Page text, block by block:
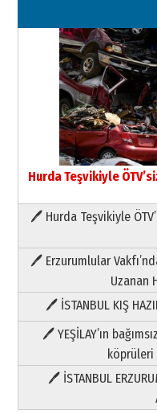
Hurda Teşvikiyle
🖊 Hurda Teşvikiyle
🖊 Erzurumlular
Uzanan
🖊 İSTANBUL KIŞ
🖊 YEŞİLAY’ın
köprüleri
🖊 İSTANBUL
Paranın Aile
03 Ağustos 2026 Pazartesi
Yıldırım
HAVVA’NIN
09 Temmuz 2026
Yusuf POLAT